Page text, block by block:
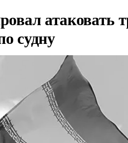
атаковать
судну